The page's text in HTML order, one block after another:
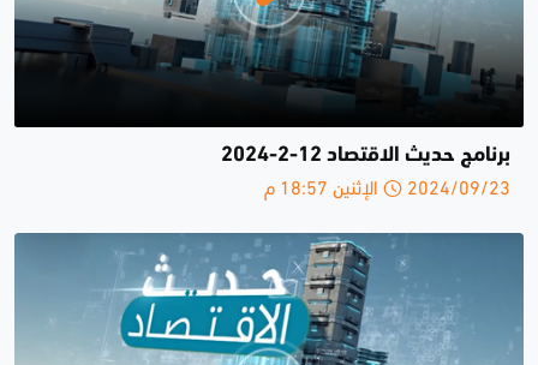
برنامج حديث الاقتصاد 12-2-2024
2024/09/23 الإثنين 18:57 م